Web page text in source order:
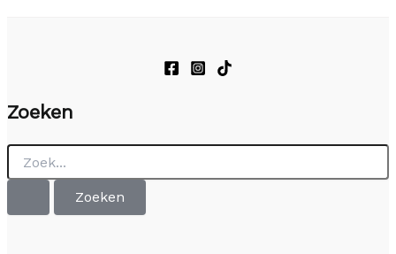
Zoeken
Zoek
naar: